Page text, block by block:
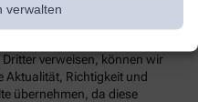
verwalten
verweisen, können wir
Aktualität, Richtigkeit und
übernehmen, da diese